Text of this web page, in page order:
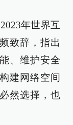
年世界互
致辞，指出
、维护安全
建网络空间
然选择，也